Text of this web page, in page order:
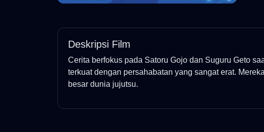
Deskripsi Film
Cerita berfokus pada Satoru Gojo dan Suguru Geto
terkuat dengan persahabatan yang sangat erat.
besar dunia jujutsu.